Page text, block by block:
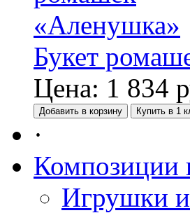
Букет
Цена: 1 834
Добавить в корзину Купить в 1
·
Композиции
Игрушки